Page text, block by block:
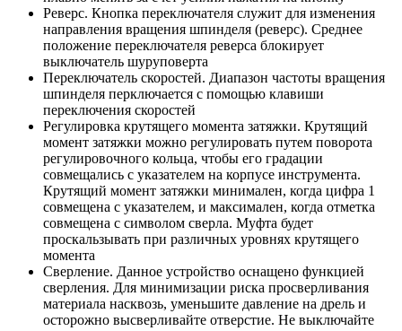
Реверс. Кнопка переключателя служит для изменения
направления вращения шпинделя (реверс). Среднее
положение переключателя реверса блокирует
выключатель шуруповерта
Переключатель скоростей. Диапазон частоты вращения
шпинделя перключается с помощью клавиши
переключения скоростей
Регулировка крутящего момента затяжки. Крутящий
момент затяжки можно регулировать путем поворота
регулировочного кольца, чтобы его градации
совмещались с указателем на корпусе инструмента.
Крутящий момент затяжки минимален, когда цифра 1
совмещена с указателем, и максимален, когда отметка
совмещена с символом сверла. Муфта будет
проскальзывать при различных уровнях крутящего
момента
Сверление. Данное устройство оснащено функцией
сверления. Для минимизации риска просверливания
материала насквозь, уменьшите давление на дрель и
осторожно высверливайте отверстие. Не выключайте